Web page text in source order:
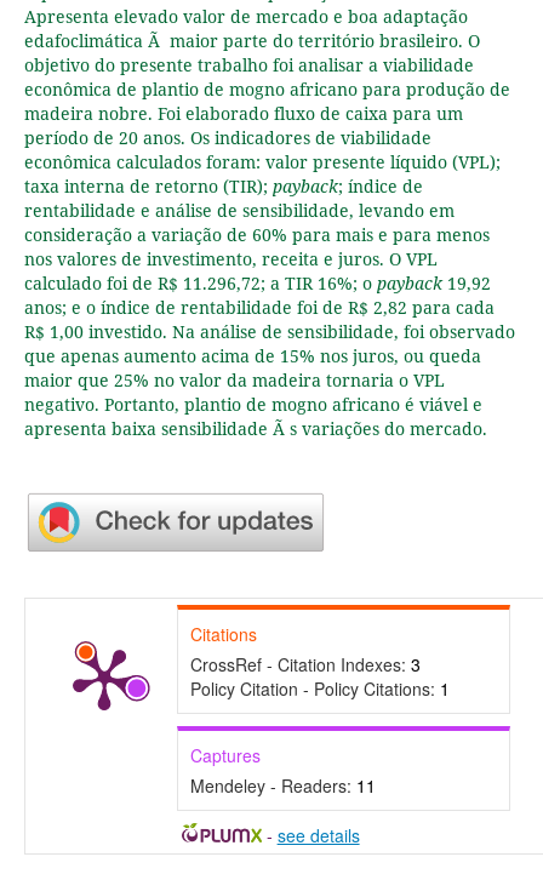
Apresenta elevado valor de mercado e boa adaptação
edafoclimática Ã maior parte do território brasileiro. O
objetivo do presente trabalho foi analisar a viabilidade
econômica de plantio de mogno africano para produção de
madeira nobre. Foi elaborado fluxo de caixa para um
período de 20 anos. Os indicadores de viabilidade
econômica calculados foram: valor presente líquido (VPL);
taxa interna de retorno (TIR); payback; índice de
rentabilidade e análise de sensibilidade, levando em
consideração a variação de 60% para mais e para menos
nos valores de investimento, receita e juros. O VPL
calculado foi de R$ 11.296,72; a TIR 16%; o payback19,92
anos; e o índice de rentabilidade foi de R$ 2,82 para cada
R$ 1,00 investido. Na análise de sensibilidade, foi observado
que apenas aumento acima de 15% nos juros, ou queda
maior que 25% no valor da madeira tornaria o VPL
negativo. Portanto, plantio de mogno africano é viável e
apresenta baixa sensibilidade Ã s variações do mercado.
Citations
CrossRef - Citation Indexes: 3
Policy Citation - Policy Citations: 1
Captures
Mendeley - Readers: 11
- see details